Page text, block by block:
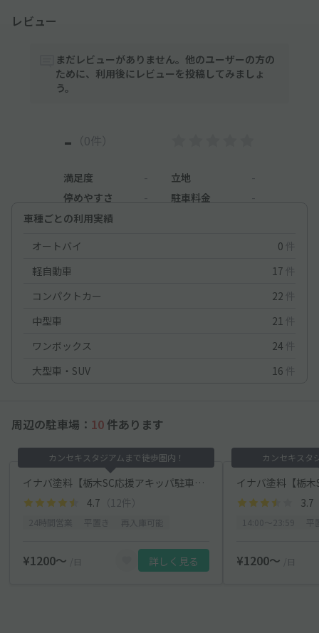
レビュー
まだレビューがありません。他のユーザーの方の
ために、利用後にレビューを投稿してみましょ
う。
- （0件）
満足度 立地
停めやすさ
駐車料金
車種ごとの利用実績
オートバイ
0 件
軽自動車
17 件
コンパクトカー
22 件
中型車
21 件
ワンボックス
24 件
大型車・SUV
16 件
周辺の駐車場： 10 件あります
カンセキスタジアムまで徒歩圏内！
イナバ塗料【栃木SC応援アキッパ駐車場】日曜・祝日24時間可
4.7 （12件）
¥1200〜 /日 詳しく見る
カンセキスタ
3.7
¥1200〜 /日